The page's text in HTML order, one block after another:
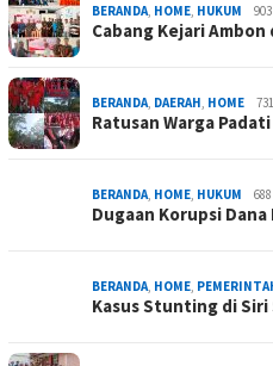
BERANDA HOME HUKUM
Cabang Kejari
BERANDA DAERAH HOME
Ratusan Warga
BERANDA HOME HUKUM
Dugaan Korupsi
BERANDA HOME
Kasus Stunting di